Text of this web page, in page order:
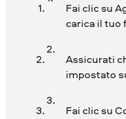
Fai clic su
carica il tuo
Assicurati
impostato
Fai clic su